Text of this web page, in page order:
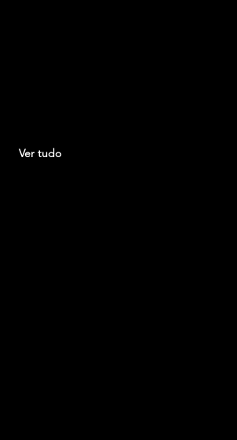
Ver tudo